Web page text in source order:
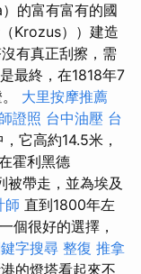
的富有富有的國
Krozus））建造
有真正刮擦，需
最終，在1818年7
大里按摩推薦
證照 台中油壓 台
它高約14.5米，
霍利黑德
被帶走，並為埃及
師 直到1800年左
個很好的選擇，
字搜尋 整復 推拿
的燈塔看起來不